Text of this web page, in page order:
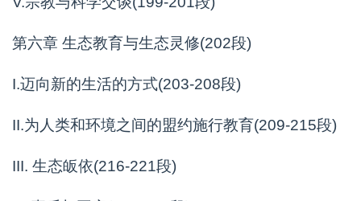
第六章 生态教育与生态灵修(202段)
I.迈向新的生活的方式(203-208段)
II.为人类和环境之间的盟约施行教育(209-215段)
III. 生态皈依(216-221段)